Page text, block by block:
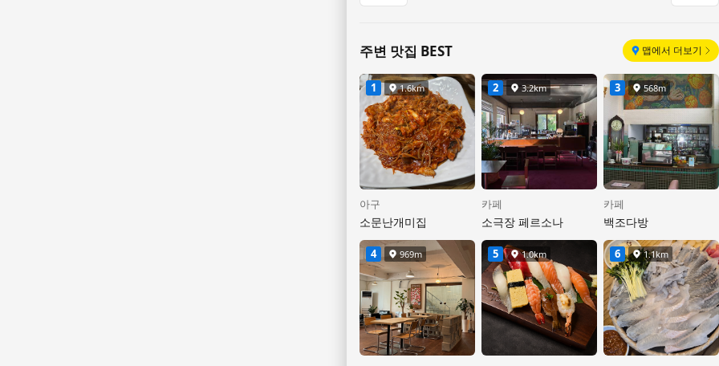
주변 맛집 BEST 맵에서 더보기
1 거리
1.6km
아구
소문난개미집
2 거리
3.2km
카페
소극장 페르소나
3 거리
568m
카페
백조다방
4 거리
969m 5 거리
1.0km 6 거리
1.1km